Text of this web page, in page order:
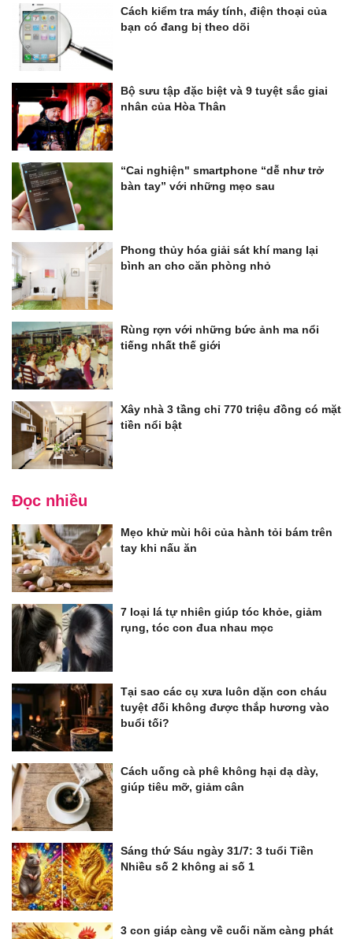
Cách kiểm tra máy tính, điện thoại của
bạn có đang bị theo dõi
Bộ sưu tập đặc biệt và 9 tuyệt sắc giai
nhân của Hòa Thân
“Cai nghiện" smartphone “dễ như trở
bàn tay” với những mẹo sau
Phong thủy hóa giải sát khí mang lại
bình an cho căn phòng nhỏ
Rùng rợn với những bức ảnh ma nổi
tiếng nhất thế giới
Xây nhà 3 tầng chỉ 770 triệu đồng có mặt
tiền nổi bật
Đọc nhiều
Mẹo khử mùi hôi của hành tỏi bám trên
tay khi nấu ăn
7 loại lá tự nhiên giúp tóc khỏe, giảm
rụng, tóc con đua nhau mọc
Tại sao các cụ xưa luôn dặn con cháu
tuyệt đối không được thắp hương vào
buổi tối?
Cách uống cà phê không hại dạ dày,
giúp tiêu mỡ, giảm cân
Sáng thứ Sáu ngày 31/7: 3 tuổi Tiền
Nhiều số 2 không ai số 1
3 con giáp càng về cuối năm càng phát